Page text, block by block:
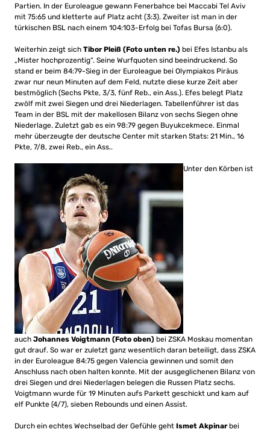
Partien. In der Euroleague gewann Fenerbahce bei Maccabi Tel Aviv
mit 75:65 und kletterte auf Platz acht (3:3). Zweiter ist man in der
türkischen BSL nach einem 104:103-Erfolg bei Tofas Bursa (6:0).
Weiterhin zeigt sich Tibor Pleiß (Foto unten re.) bei Efes Istanbu als
„Mister hochprozentig“. Seine Wurfquoten sind beeindruckend. So
stand er beim 84:79-Sieg in der Euroleague bei Olympiakos Piräus
zwar nur neun Minuten auf dem Feld, nutzte diese kurze Zeit aber
bestmöglich (Sechs Pkte, 3/3, fünf Reb., ein Ass.). Efes belegt Platz
zwölf mit zwei Siegen und drei Niederlagen. Tabellenführer ist das
Team in der BSL mit der makellosen Bilanz von sechs Siegen ohne
Niederlage. Zuletzt gab es ein 98:79 gegen Buyukcekmece. Einmal
mehr überzeugte der deutsche Center mit starken Stats: 21 Min., 16
Pkte, 7/8, zwei Reb., ein Ass..
Unter den Körben ist
auch Johannes Voigtmann (Foto oben) bei ZSKA Moskau momentan
gut drauf. So war er zuletzt ganz wesentlich daran beteiligt, dass ZSKA
in der Euroleague 84:75 gegen Valencia gewinnen und somit den
Anschluss nach oben halten konnte. Mit der ausgeglichenen Bilanz von
drei Siegen und drei Niederlagen belegen die Russen Platz sechs.
Voigtmann wurde für 19 Minuten aufs Parkett geschickt und kam auf
elf Punkte (4/7), sieben Rebounds und einen Assist.
Durch ein echtes Wechselbad der Gefühle geht Ismet Akpinarbei